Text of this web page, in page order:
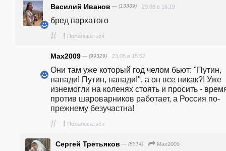
Василий Иванов — (13339) 23.08 в 16:19
бред пархатого
# ! Пожаловаться
Max2009 — (99329) 23.08 в 15:52
Они там уже который год челом бьют: "Путин,
напади! Путин, напади!", а он все никак?! Уже
изнемогли на коленях стоять и просить -
против шароварников работает, а Россия по-
прежнему безучастна!
# ! Пожаловаться
Сергей Третьяков — (8514)
Max2009